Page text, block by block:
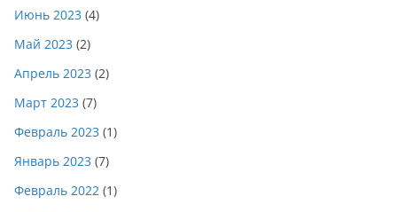
Июнь 2023 (4)
Май 2023 (2)
Апрель 2023 (2)
Март 2023 (7)
Февраль 2023 (1)
Январь 2023 (7)
Февраль 2022 (1)